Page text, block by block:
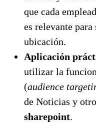
que cada
es relevante
ubicación.
Aplicación
utilizar la
(audience
de Noticias y
sharepoint.